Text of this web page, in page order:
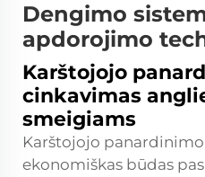
Dengimo
apdorojimo
Karštojojo
cinkavimas
smeigiams
Karštojojo
ekonomiškas būdas